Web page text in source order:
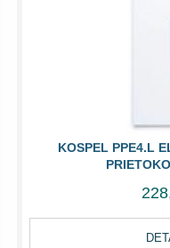
KOSPEL PPE4.L